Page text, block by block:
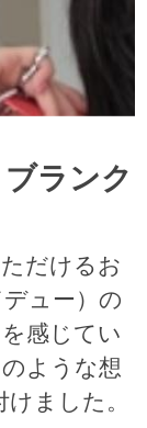
ランク
だけるお
ュー）の
感じてい
ような想
ました。